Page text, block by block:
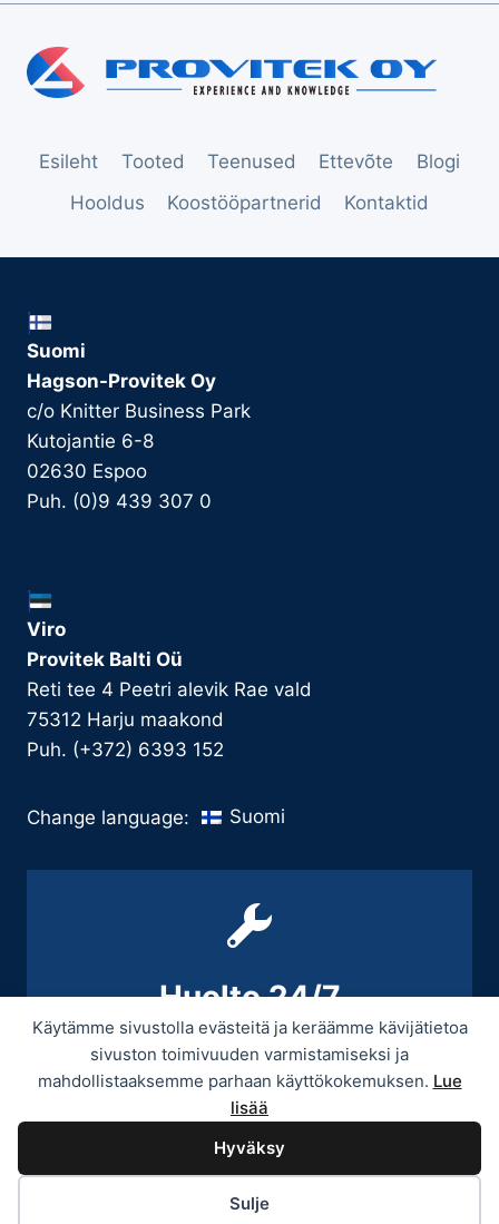
Käytämme sivustolla evästeitä ja keräämme kävijätietoa
sivuston toimivuuden varmistamiseksi ja
mahdollistaaksemme parhaan käyttökokemuksen. Lue
lisää
Hyväksy
Sulje
Esileht Tooted Teenused Ettevõte
Blogi
Hooldus
Koostööpartnerid Kontaktid
Suomi
Hagson-Provitek Oy
c/o Knitter Business Park
Kutojantie 6-8
02630 Espoo
Puh. (0)9 439 307 0
Viro
Provitek Balti Oü
Reti tee 4 Peetri alevik Rae vald
75312 Harju maakond
Puh. (+372) 6393 152
Change language: Suomi
Huolto 24/7
+358 9 439 3070 / +358 50 545 5664
© 2026 Provitek -Tietosuojaseloste